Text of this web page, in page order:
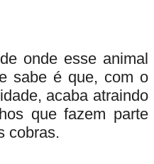
onde esse animal
sabe é que, com o
acaba atraindo
que fazem parte
cobras.